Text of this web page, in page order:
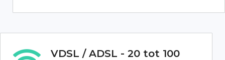
VDSL / ADSL - 20 tot 100